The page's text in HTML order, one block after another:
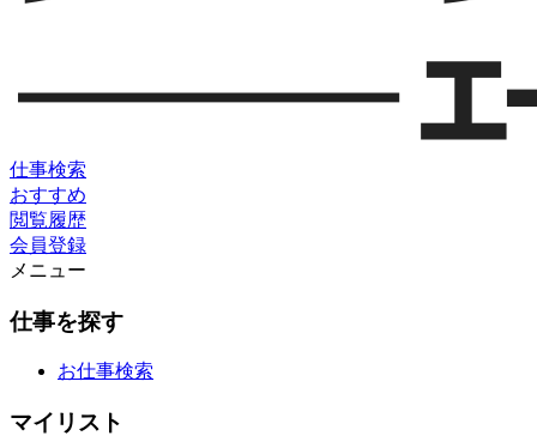
仕事検索
おすすめ
閲覧履歴
会員登録
メニュー
仕事を探す
お仕事検索
マイリスト